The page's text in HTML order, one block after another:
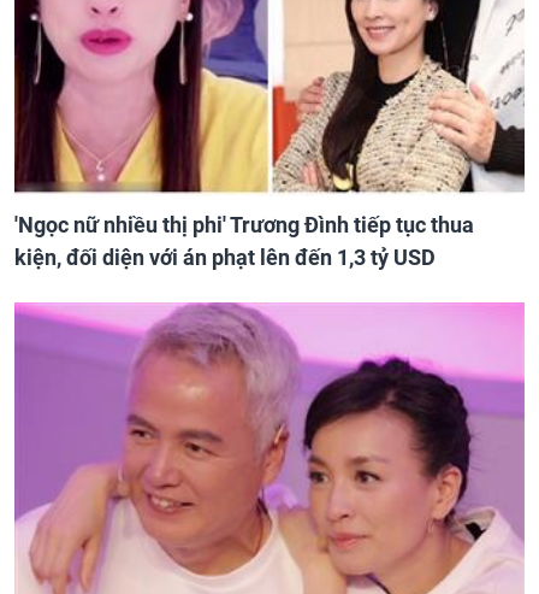
'Ngọc nữ nhiều thị phi' Trương Đình tiếp tục thua
kiện, đối diện với án phạt lên đến 1,3 tỷ USD